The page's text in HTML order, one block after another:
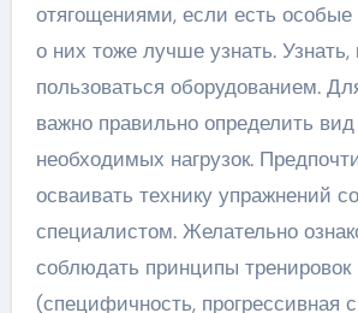
отягощениями, если есть особые
о них тоже лучше узнать. Узнать,
пользоваться оборудованием.
важно правильно определить
необходимых нагрузок.
осваивать технику упражнений со
специалистом. Желательно
соблюдать принципы тренировок
(специфичность, прогрессивная